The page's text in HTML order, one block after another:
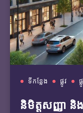
ទីកន្លែង ផ្លូវ ផ្
និមិត្តសញ្ញា និ